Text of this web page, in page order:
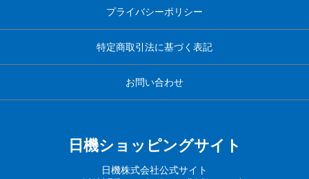
プライバシーポリシー
特定商取引法に基づく表記
お問い合わせ
日機ショッピングサイト
日機株式会社公式サイト